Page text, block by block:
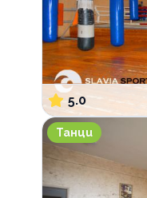
5.0
Танцово студио
Танци